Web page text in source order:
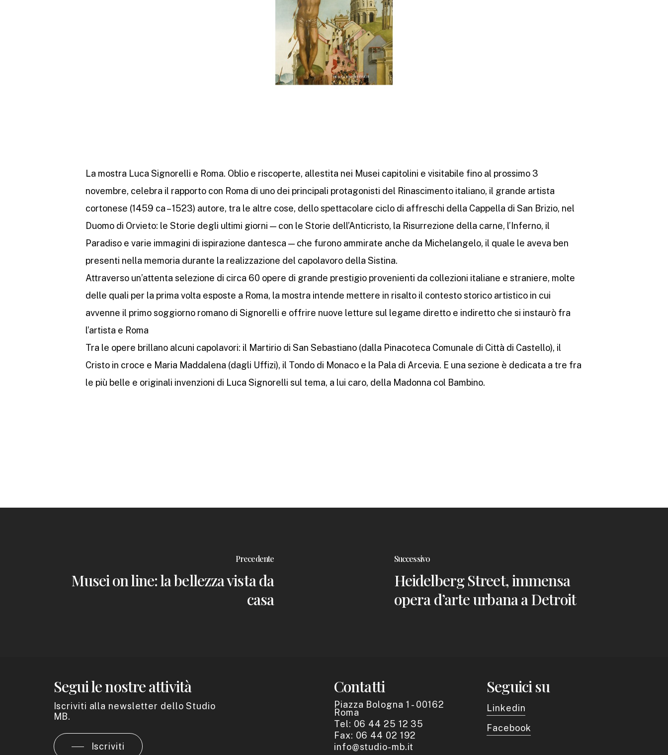
La mostra Luca Signorelli e Roma. Oblio e riscoperte, allestita nei Musei capitolini e visitabile fino al prossimo 3
novembre, celebra il rapporto con Roma di uno dei principali protagonisti del Rinascimento italiano, il grande artista
cortonese (1459 ca – 1523) autore, tra le altre cose, dello spettacolare ciclo di affreschi della Cappella di San Brizio, nel
Duomo di Orvieto: le Storie degli ultimi giorni — con le Storie dell’Anticristo, la Risurrezione della carne, l’Inferno, il
Paradiso e varie immagini di ispirazione dantesca — che furono ammirate anche da Michelangelo, il quale le aveva ben
presenti nella memoria durante la realizzazione del capolavoro della Sistina.
Attraverso un’attenta selezione di circa 60 opere di grande prestigio provenienti da collezioni italiane e straniere, molte
delle quali per la prima volta esposte a Roma, la mostra intende mettere in risalto il contesto storico artistico in cui
avvenne il primo soggiorno romano di Signorelli e offrire nuove letture sul legame diretto e indiretto che si instaurò fra
l’artista e Roma
Tra le opere brillano alcuni capolavori: il Martirio di San Sebastiano (dalla Pinacoteca Comunale di Città di Castello), il
Cristo in croce e Maria Maddalena (dagli Uffizi), il Tondo di Monaco e la Pala di Arcevia. E una sezione è dedicata a tre fra
le più belle e originali invenzioni di Luca Signorelli sul tema, a lui caro, della Madonna col Bambino.
Precedente
Musei on line: la bellezza vista da
casa
Successivo
Heidelberg Street, immensa
opera d’arte urbana a Detroit
Segui le nostre attività
Iscriviti alla newsletter dello Studio
MB.
Iscriviti
Contatti
Piazza Bologna 1 - 00162
Roma
Tel: 06 44 25 12 35
Fax: 06 44 02 192
info@studio-mb.it
Seguici su
Linkedin
Facebook